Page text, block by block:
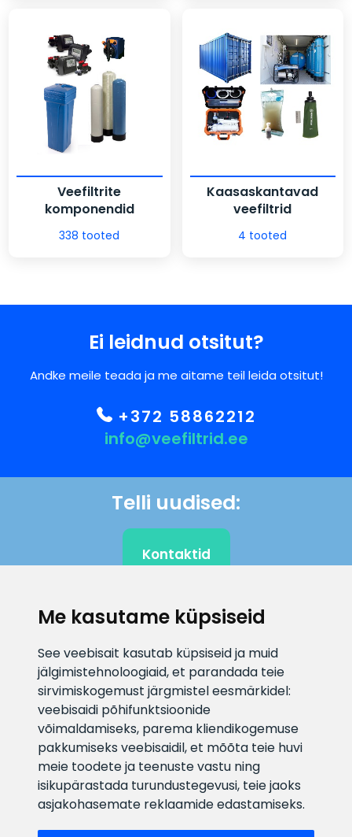
Me kasutame küpsiseid
See veebisait kasutab küpsiseid ja muid
jälgimistehnoloogiaid, et parandada teie
sirvimiskogemust järgmistel eesmärkidel:
veebisaidi põhifunktsioonide
võimaldamiseks, parema kliendikogemuse
pakkumiseks veebisaidil,et mõõta teie huvi
meie toodete ja teenuste vastu ning
isikupärastada turundustegevusi, teie jaoks
asjakohasemate reklaamide edastamiseks.
Veefiltrite
komponendid
338 tooted
Kaasaskantavad
veefiltrid
4 tooted
Ei leidnud otsitut?
Andke meile teada ja me aitame teil leida otsitut!
+372 58862212
info@veefiltrid.ee
Telli uudised:
Kontaktid
E-posti aadress
info@veefiltrid.ee
Infotelefon
+372 58862212
Vaata tööaegu
Reti tee 11, Peetri, 75312 Harju
maakond, Estonia